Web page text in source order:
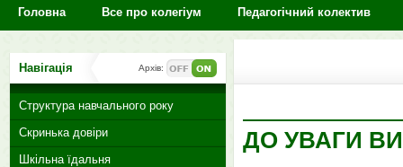
Головна Все про колегіум Педагогічний колектив
ДО УВАГИ
Навігація Архів:
Структура навчального року
Скринька довіри
Шкільна їдальня